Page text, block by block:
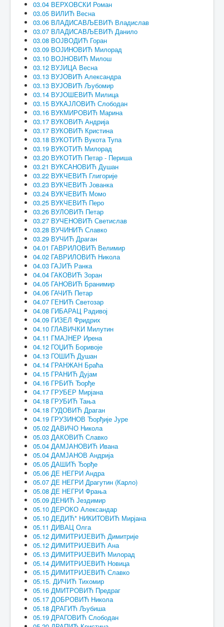
03.04 ВЕРХОВСКИ Роман
03.05 ВИЛИЋ Весна
03.06 ВЛАДИСАВЉЕВИЋ Владислав
03.07 ВЛАДИСАВЉЕВИЋ Данило
03.08 ВОЈВОДИЋ Горан
03.09 ВОЈИНОВИЋ Милорад
03.10 ВОЈНОВИЋ Милош
03.12 ВУЈИЦА Весна
03.13 ВУЈОВИЋ Александра
03.13 ВУЈОВИЋ Љубомир
03.14 ВУЈОШЕВИЋ Милица
03.15 ВУКАЈЛОВИЋ Слободан
03.16 ВУКМИРОВИЋ Марина
03.17 ВУКОВИЋ Андрија
03.17 ВУКОВИЋ Кристина
03.18 ВУКОТИЋ Вукота Тупа
03.19 ВУКОТИЋ Милорад
03.20 ВУКОТИЋ Петар - Периша
03.21 ВУКСАНОВИЋ Душан
03.22 ВУКЧЕВИЋ Глигорије
03.23 ВУКЧЕВИЋ Јованка
03.24 ВУКЧЕВИЋ Момо
03.25 ВУКЧЕВИЋ Перо
03.26 ВУЛОВИЋ Петар
03.27 ВУЧЕНОВИЋ Светислав
03.28 ВУЧИНИЋ Славко
03.29 ВУЧИЋ Драган
04.01 ГАВРИЛОВИЋ Велимир
04.02 ГАВРИЛОВИЋ Никола
04.03 ГАЈИЋ Ранка
04.04 ГАКОВИЋ Зоран
04.05 ГАНОВИЋ Бранимир
04.06 ГАЧИЋ Петар
04.07 ГЕНИЋ Светозар
04.08 ГИБАРАЦ Радивој
04.09 ГИЗЕЛ Фридрих
04.10 ГЛАВИЧКИ Милутин
04.11 ГМАЈНЕР Ирена
04.12 ГОЏИЋ Боривоје
04.13 ГОШИЋ Душан
04.14 ГРАНЖАН Браћа
04.15 ГРАНИЋ Дујам
04.16 ГРБИЋ Ђорђе
04.17 ГРУБЕР Мирјана
04.18 ГРУБИЋ Тања
04.18 ГУДОВИЋ Драган
04.19 ГРУЗИНОВ Ђорђије Јуре
05.02 ДАВИЧО Никола
05.03 ДАКОВИЋ Славко
05.04 ДАМЈАНОВИЋ Ивана
05.04 ДАМЈАНОВ Андрија
05.05 ДАШИЋ Ђорђе
05.06 ДЕ НЕГРИ Андра
05.07 ДЕ НЕГРИ Драгутин (Карло)
05.08 ДЕ НЕГРИ Фрања
05.09 ДЕНИЋ Јездимир
05.10 ДЕРОКО Александар
05.10 ДЕДИЋ* НИКИТОВИЋ Мирјана
05.11 ДИВАЦ Олга
05.12 ДИМИТРИЈЕВИЋ Димитрије
05.12 ДИМИТРИЈЕВИЋ Ана
05.13 ДИМИТРИЈЕВИЋ Милорад
05.14 ДИМИТРИЈЕВИЋ Новица
05.15 ДИМИТРИЈЕВИЋ Славко
05.15. ДИЧИЋ Тихомир
05.16 ДМИТРОВИЋ Предраг
05.17 ДОБРОВИЋ Никола
05.18 ДРАГИЋ Љубиша
05.19 ДРАГОВИЋ Слободан